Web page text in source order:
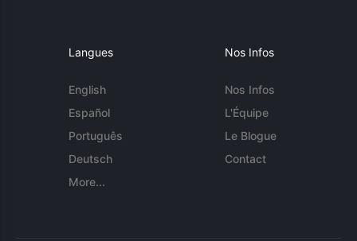
Langues
English
Español
Português
Deutsch
More...
Nos Infos
Nos Infos
L'Équipe
Le Blogue
Contact